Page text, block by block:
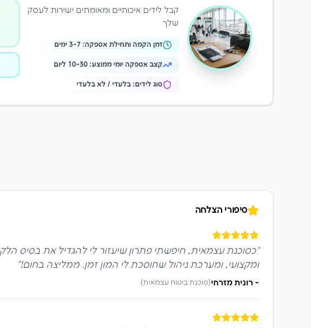
קבל לידים איכותיים ומאומתים ישירות לעסק
שלך
זמן הקמה ותחילת אספקה: 3-7 ימים
קצב אספקה יומי ממוצע: 10-30 ליום
סוג לידים: בלעדי / לא בלעדי
סיפורי הצלחה
"
ומקצועי, ומערכת ניהול שחוסכת לי המון זמן. ממליצה בחום!"
- רונית מזרחי(סוכנת ביטוח עצמאית)